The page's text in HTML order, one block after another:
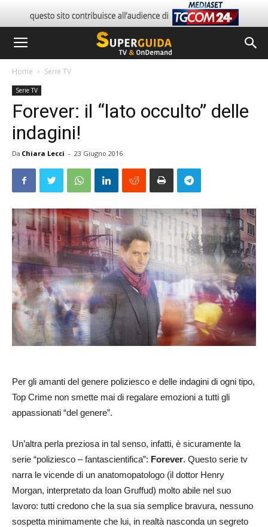
Home Serie TV
Serie TV
Forever: il “lato occulto” delle
indagini!
Da Chiara Lecci - 23 Giugno 2016
Per gli amanti del genere poliziesco e delle indagini di ogni tipo,
Top Crime non smette mai di regalare emozioni a tutti gli
appassionati “del genere”.
Un’altra perla preziosa in tal senso, infatti, è sicuramente la
serie “poliziesco – fantascientifica”: Forever. Questo serie tv
narra le vicende di un anatomopatologo (il dottor Henry
Morgan, interpretato da Ioan Gruffud) molto abile nel suo
lavoro: tutti credono che la sua sia semplice bravura, nessuno
sospetta minimamente che lui, in realtà nasconda un segreto